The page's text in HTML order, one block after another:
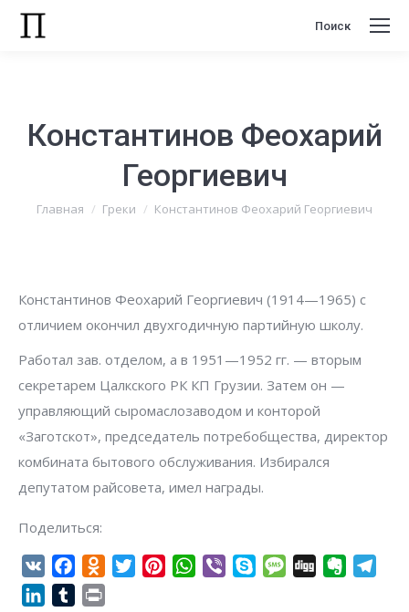
Поиск:
Поиск
Константинов Феохарий
Георгиевич
Вы здесь:
Главная Греки Константинов Феохарий Георгиевич
Константинов Феохарий Георгиевич (1914—1965) с
отличием окончил двухгодичную партийную школу.
Работал зав. отделом, а в 1951—1952 гг. — вторым
секретарем Цалкского РК КП Грузии. Затем он —
управляющий сыромаслозаводом и конторой
«Заготскот», председатель потребобщества, директор
комбината бытового обслуживания. Избирался
депутатом райсовета, имел награды.
Поделиться:
VK FacebookOdnoklassniki
TwitterPinterestWhatsApp
Viber SkypeMessage
Digg Evernote
LinkedInTumblr